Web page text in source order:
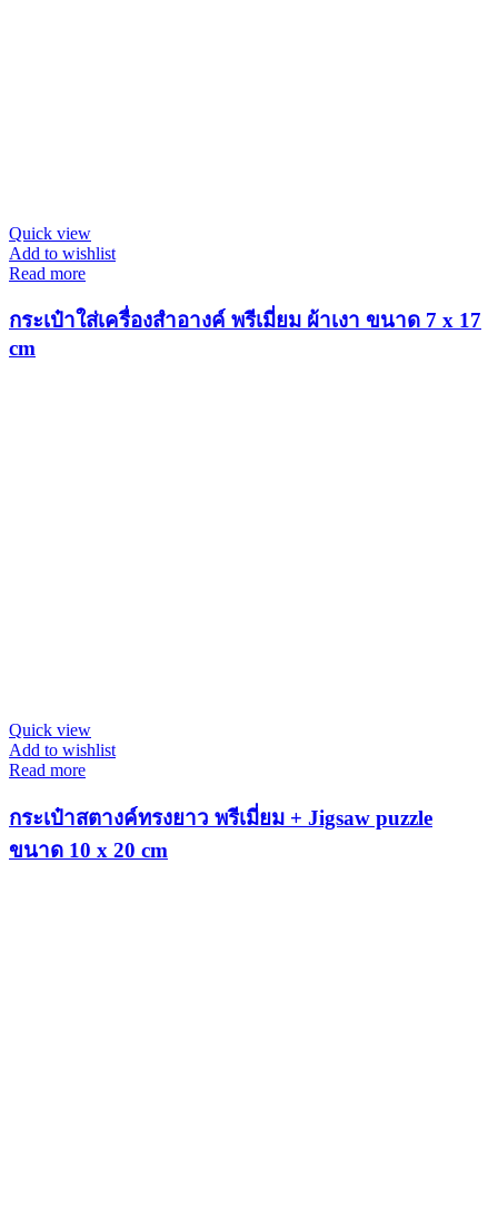
Quick view
Add to wishlist
Read more
กระเป๋าใส่เครื่องสำอางค์ พรีเมี่ยม ผ้าเงา ขนาด 7 x 17
cm
Quick view
Add to wishlist
Read more
กระเป๋าสตางค์ทรงยาว พรีเมี่ยม + Jigsaw puzzle
ขนาด 10 x 20 cm